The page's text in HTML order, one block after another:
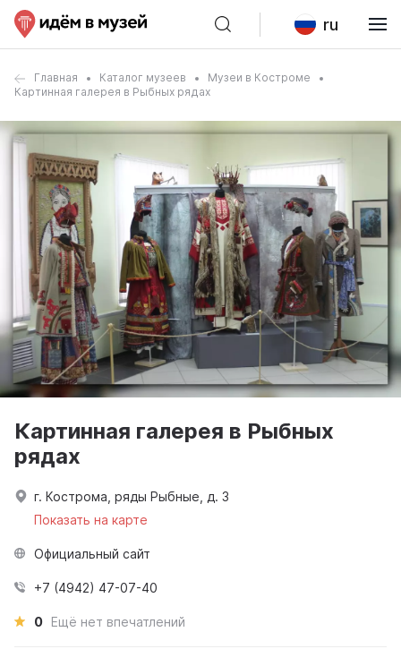
ru
Главная Каталог музеев
Музеи в Костроме
Картинная галерея в Рыбных рядах
Картинная галерея в Рыбных
рядах
г. Кострома, ряды Рыбные, д. 3
Показать на карте
Официальный сайт
+7 (4942) 47-07-40
0 Ещё нет впечатлений